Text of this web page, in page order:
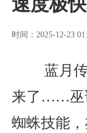
时间：2025-12-23
蓝月传
来了……巫
蜘蛛技能